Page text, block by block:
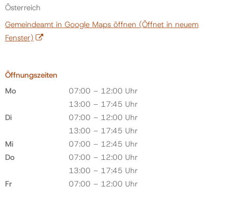
Österreich
Gemeindeamt in Google Maps öffnen (Öffnet in neuem
Fenster)
Öffnungszeiten
Mo
07:00 – 12:00 Uhr
13:00 – 17:45 Uhr
Di
07:00 – 12:00 Uhr
13:00 – 17:45 Uhr
Mi
07:00 – 12:45 Uhr
Do
07:00 – 12:00 Uhr
13:00 – 17:45 Uhr
Fr
07:00 – 12:00 Uhr